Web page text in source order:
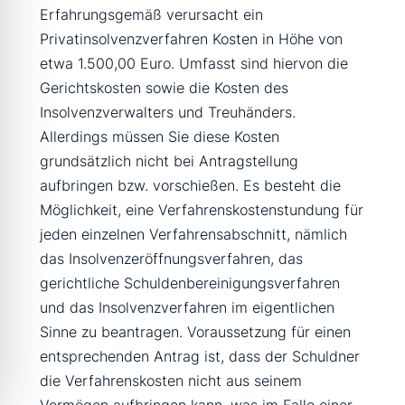
ete
nte
Ber
atu
Ab
wic
klu
ng.
Bei
Her
rn
D'A
ntu
ono
Her
rn
Re
cht
san
Giu
sep
pe
D'A
ntu
ono
und
kan
ihn
une
ing
Ber
atu
pfe
hle
n!Vi
ele
n
lieb
en
nur
Erfahrungsgemäß verursacht ein
Privatinsolvenzverfahren Kosten in Höhe von
etwa 1.500,00 Euro. Umfasst sind hiervon die
Gerichtskosten sowie die Kosten des
Insolvenzverwalters und Treuhänders.
Allerdings müssen Sie diese Kosten
grundsätzlich nicht bei Antragstellung
aufbringen bzw. vorschießen. Es besteht die
Möglichkeit, eine Verfahrenskostenstundung für
jeden einzelnen Verfahrensabschnitt, nämlich
das Insolvenzeröffnungsverfahren, das
gerichtliche Schuldenbereinigungsverfahren
und das Insolvenzverfahren im eigentlichen
Sinne zu beantragen. Voraussetzung für einen
entsprechenden Antrag ist, dass der Schuldner
die Verfahrenskosten nicht aus seinem